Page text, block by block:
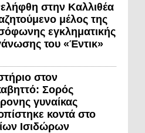
στην Καλλιθέα
μέλος της
εγκληματικής
του «Έντικ»
στον
Σορός
γυναίκας
κοντά στο
Ισιδώρων